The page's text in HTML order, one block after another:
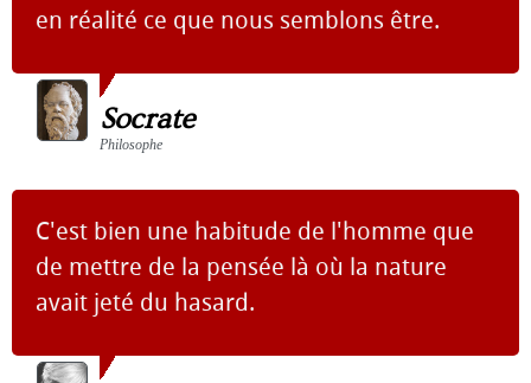
en réalité ce que nous semblons être.
Socrate
Philosophe
C'est bien une habitude de l'homme que
de mettre de la pensée là où la nature
avait jeté du hasard.